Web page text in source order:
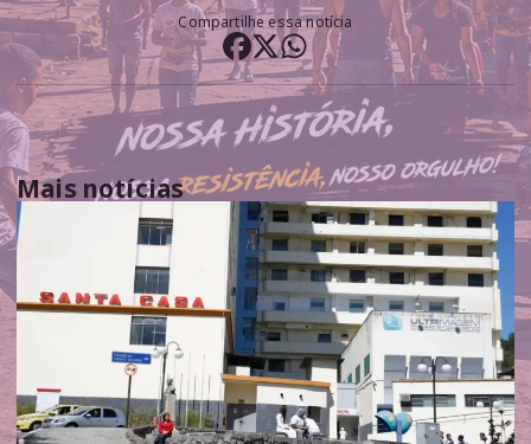
Compartilhe essa notícia
Mais notícias